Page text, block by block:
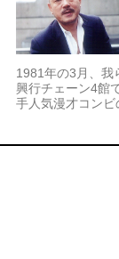
1981年の3月、我
興行チェーン4館
手人気漫才コン